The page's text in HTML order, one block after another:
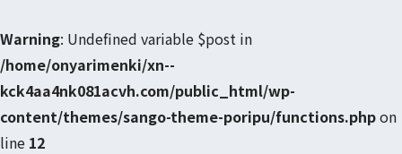
Warning: Undefined variable $post in
/home/onyarimenki/xn--
kck4aa4nk081acvh.com/public_html/wp-
content/themes/sango-theme-poripu/functions.phpon
line 12